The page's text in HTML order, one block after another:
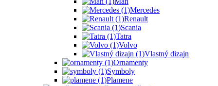
Mercedes
Renault
Scania
Tatra
Volvo
Vlastný dizajn
Ornamenty
Symboly
Plamene